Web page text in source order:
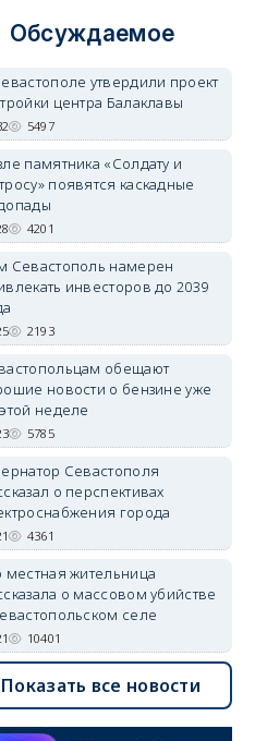
Обсуждаемое
утвердили проект
центра Балаклавы
5497
памятника «Солдату и
появятся каскадные
4201
Севастополь намерен
инвесторов до 2039
2193
обещают
новости о бензине уже
неделе
5785
Севастополя
о перспективах
города
4361
местная жительница
о массовом убийстве
селе
10401
Показать все новости